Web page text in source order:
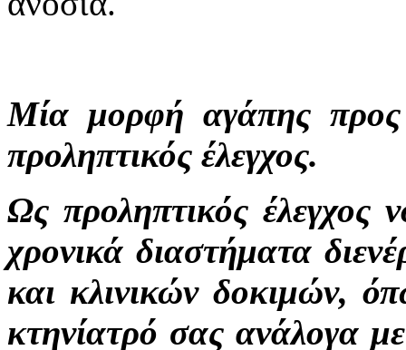
Μία μορφή αγάπης
προληπτικός έλεγχος.
Ως προληπτικός έλεγχος
χρονικά διαστήματα
και κλινικών δοκιμών,
κτηνίατρό σας ανάλογα